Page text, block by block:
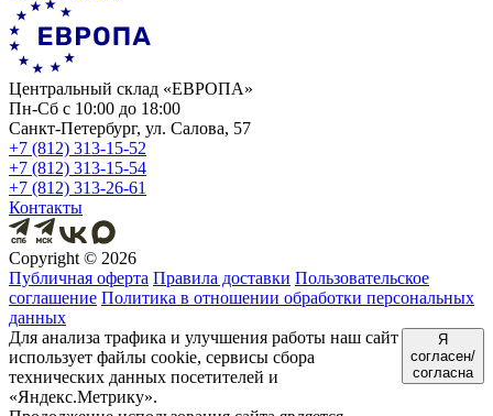
Центральный склад «ЕВРОПА»
Пн-Сб с 10:00 до 18:00
Санкт-Петербург, ул. Салова, 57
+7 (812) 313-15-52
+7 (812) 313-15-54
+7 (812) 313-26-61
Контакты
Copyright © 2026
Публичная оферта Правила доставки Пользовательское
соглашение Политика в отношении обработки персональных
данных
Для анализа трафика и улучшения работы наш сайт
использует файлы cookie, сервисы сбора
технических данных посетителей и
«Яндекс.Метрику».
Я
согласен/
согласна